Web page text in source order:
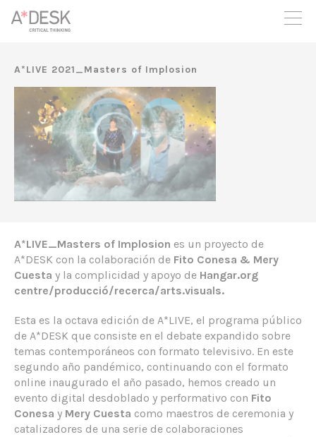
crees también en A*DESK seguimos necesitándote para poder
seguir adelante. Ahora puedes participar del proyecto y
apoyarlo.
A*LIVE 2021_Masters of Implosion
A*LIVE_Masters of Implosion es un proyecto de
A*DESK con la colaboración de Fito Conesa & Mery
Cuesta y la complicidad y apoyo de Hangar.org
centre/producció/recerca/arts.visuals.
Esta es la octava edición de A*LIVE, el programa público
de A*DESK que consiste en el debate expandido sobre
temas contemporáneos con formato televisivo. En este
segundo año pandémico, continuando con el formato
online inaugurado el año pasado, hemos creado un
evento digital desdoblado y performativo con Fito
Conesa y Mery Cuesta como maestros de ceremonia y
catalizadores de una serie de colaboraciones